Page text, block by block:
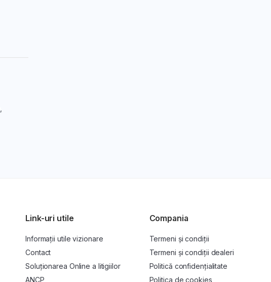
Link-uri utile
Informații utile vizionare
Contact
Soluționarea Online a litigiilor
ANCP
Compania
Termeni și condiții
Termeni și condiții dealeri
Politică confidențialitate
Politica de cookies